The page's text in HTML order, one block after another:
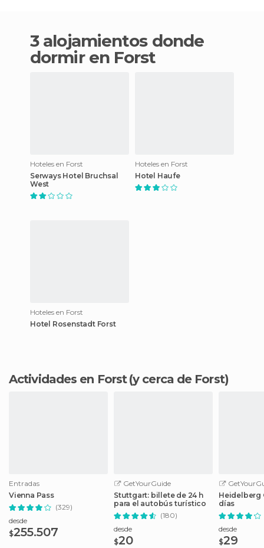
3 alojamientos donde
dormir en Forst
Hoteles en Forst
Serways Hotel Bruchsal
West
Hoteles en Forst
Hotel Haufe
Hoteles en Forst
Hotel Rosenstadt Forst
Actividades en Forst (y cerca de Forst)
Entradas
Vienna Pass
(329)
desde
$255.507
GetYourGuide
Stuttgart: billete de 24 h
para el autobús turístico
(180)
desde
$20
Heidelberg
días
desde
$29